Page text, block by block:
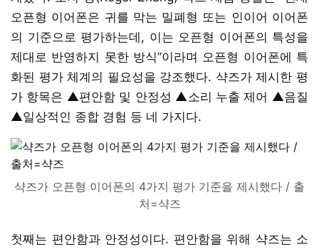
오픈형 이어폰은 귀를 막는 밀폐형 또는 인이어 이어폰
의 기준으로 평가하는데, 이는 오픈형 이어폰의 특성을
제대로 반영하지 못한 방식”이라며 오픈형 이어폰에 특
화된 평가 체계의 필요성을 강조했다. 샥즈가 제시한 평
가 항목은 ▲편안함 및 안정성 ▲소리 누출 제어 ▲음질
▲일상적인 종합 경험 등 네 가지다.
샥즈가 오픈형 이어폰의 4가지 평가 기준을 제시했다 / 출
처=샥즈
첫째는 편안함과 안정성이다. 편안함을 위해 샥즈는 소